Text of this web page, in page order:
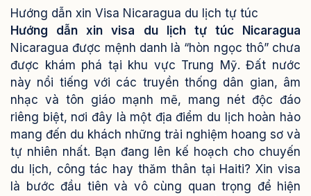
Hướng dẫn xin Visa Nicaragua du lịch tự túc
Hướng dẫn xin visa du lịch tự túc Nicaragua
Nicaragua được mệnh danh là “hòn ngọc thô” chưa
được khám phá tại khu vực Trung Mỹ. Đất nước
này nổi tiếng với các truyền thống dân gian, âm
nhạc và tôn giáo mạnh mẽ, mang nét độc đáo
riêng biệt, nơi đây là một địa điểm du lịch hoàn hảo
mang đến du khách những trải nghiệm hoang sơ và
tự nhiên nhất. Bạn đang lên kế hoạch cho chuyến
du lịch, công tác hay thăm thân tại Haiti? Xin visa
là bước đầu tiên và vô cùng quan trọng để hiện